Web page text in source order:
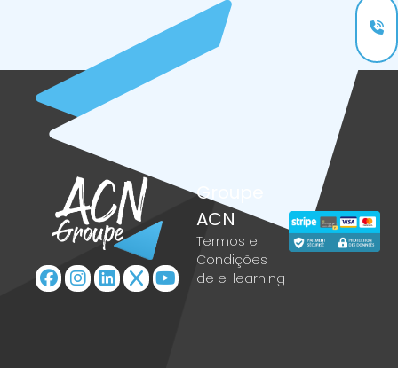
Groupe
ACN
Termos e
Condições
de e-learning